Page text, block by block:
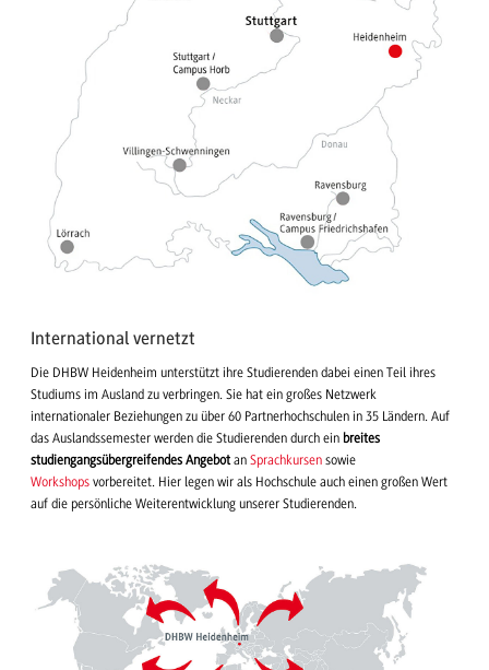
International vernetzt
Die DHBW Heidenheim unterstützt ihre Studierenden dabei einen Teil ihres
Studiums im Ausland zu verbringen. Sie hat ein großes Netzwerk
internationaler Beziehungen zu über 60 Partnerhochschulen in 35 Ländern. Auf
das Auslandssemester werden die Studierenden durch ein breites
studiengangsübergreifendes Angebotan Sprachkursen sowie
Workshops vorbereitet. Hier legen wir als Hochschule auch einen großen Wert
auf die persönliche Weiterentwicklung unserer Studierenden.